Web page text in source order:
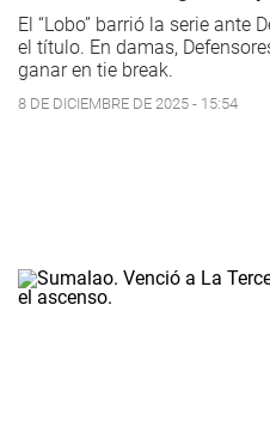
El “Lobo” barrió la serie ante
el título. En damas,
ganar en tie break.
8 DE DICIEMBRE DE 2025 - 15:54